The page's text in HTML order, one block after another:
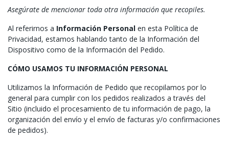
Asegúrate de mencionar toda otra información que recopiles.
Al referirnos a Información Personal en esta Política de
Privacidad, estamos hablando tanto de la Información del
Dispositivo como de la Información del Pedido.
CÓMO USAMOS TU INFORMACIÓN PERSONAL
Utilizamos la Información de Pedido que recopilamos por lo
general para cumplir con los pedidos realizados a través del
Sitio (incluido el procesamiento de tu información de pago, la
organización del envío y el envío de facturas y/o confirmaciones
de pedidos).